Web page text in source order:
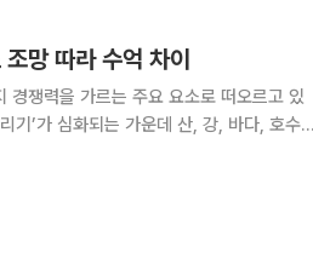
망 따라 수억 차이
경쟁력을 가르는 주요 요소로 떠오르고 있
기’가 심화되는 가운데 산, 강, 바다, 호수
3월 6